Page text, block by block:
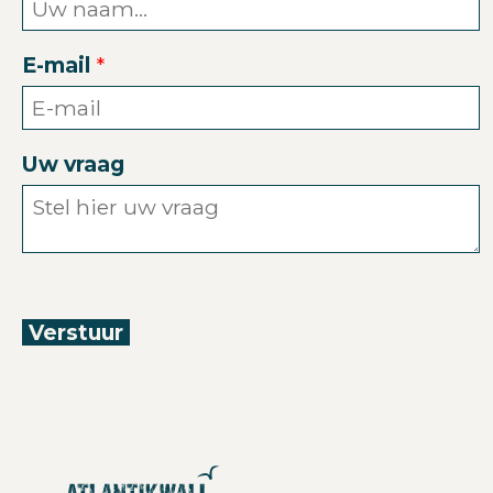
E-mail
Uw vraag
Verstuur